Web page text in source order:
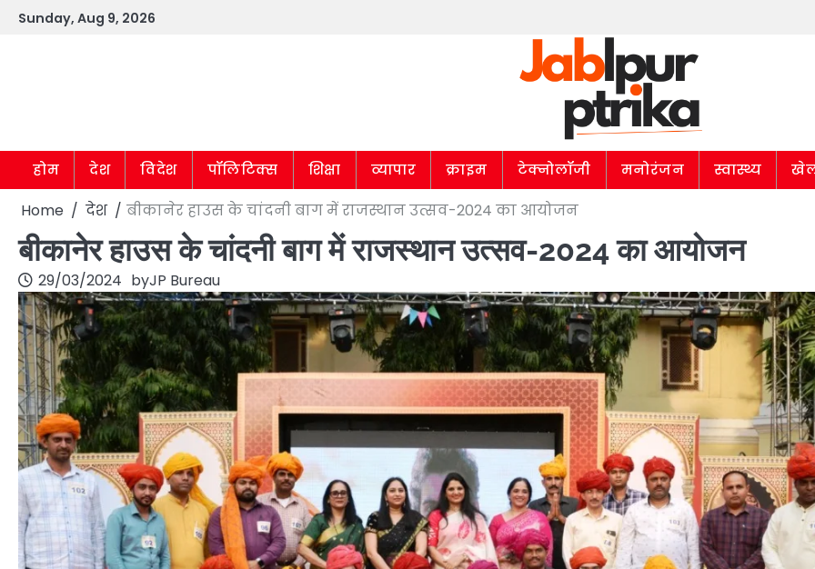
SkipSunday, Aug 9, 2026
होम देश विदेश पॉलिटिक्स शिक्षा व्यापार क्राइम टेक्नोलॉजी मनोरंजन स्वास्थ्य
Home देश बीकानेर हाउस के चांदनी बाग में राजस्थान उत्सव-2024 का आयोजन
बीकानेर हाउस के चांदनी बाग में राजस्थान उत्सव-2024 का आयोजन
29/03/2024 byJP Bureau